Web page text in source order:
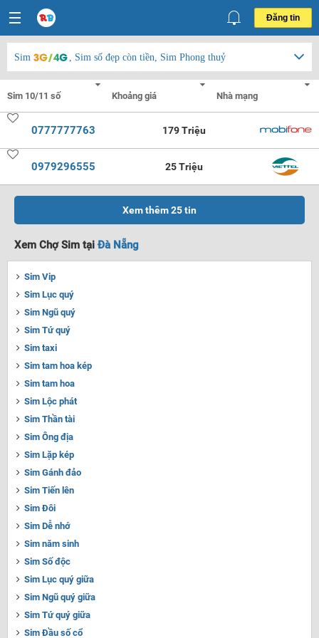
Đăng tin
Sim , Sim số đẹp còn tiền, Sim Phong thuỷ
0777777763 179 Triệu
0979296555 25 Triệu
Xem thêm25tin
Xem Chợ Sim tại Đà Nẵng
Sim Vip
Sim Lục quý
Sim Ngũ quý
Sim Tứ quý
Sim taxi
Sim tam hoa kép
Sim tam hoa
Sim Lộc phát
Sim Thần tài
Sim Ông địa
Sim Lặp kép
Sim Gánh đảo
Sim Tiến lên
Sim Đôi
Sim Dễ nhớ
Sim năm sinh
Sim Số độc
Sim Lục quý giữa
Sim Ngũ quý giữa
Sim Tứ quý giữa
Sim Đầu số cổ